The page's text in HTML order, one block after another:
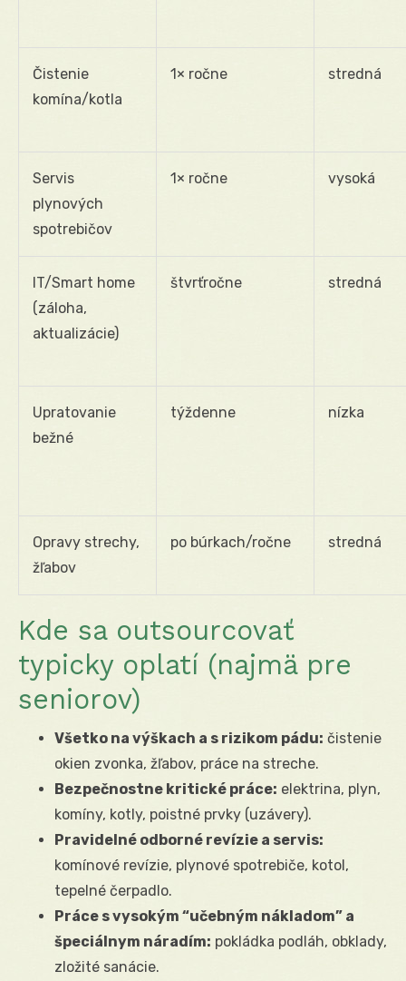
Čistenie
komína/kotla
1× ročne stredná
Servis
plynových
spotrebičov
1× ročne vysoká
IT/Smart home
(záloha,
aktualizácie)
štvrťročne stredná
Upratovanie
bežné
týždenne nízka
Opravy strechy,
žľabov
po búrkach/ročne stredná
Kde sa outsourcovať
typicky oplatí (najmä pre
seniorov)
Všetko na výškach a s rizikom pádu: čistenie
okien zvonka, žľabov, práce na streche.
Bezpečnostne kritické práce: elektrina, plyn,
komíny, kotly, poistné prvky (uzávery).
Pravidelné odborné revízie a servis:
komínové revízie, plynové spotrebiče, kotol,
tepelné čerpadlo.
Práce s vysokým “učebným nákladom” a
špeciálnym náradím: pokládka podláh, obklady,
zložité sanácie.